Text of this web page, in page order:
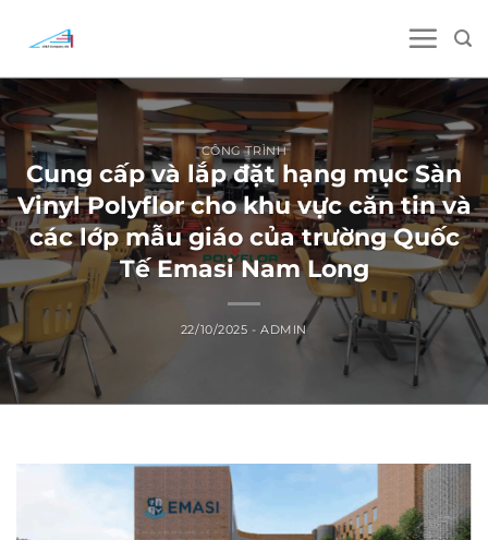
CÔNG TRÌNH
Cung cấp và lắp đặt hạng mục Sàn
Vinyl Polyflor cho khu vực căn tin và
các lớp mẫu giáo của trường Quốc
Tế Emasi Nam Long
22/10/2025 -ADMIN